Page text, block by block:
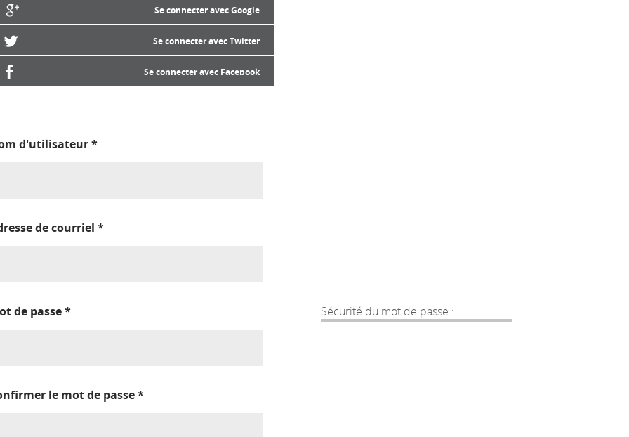
Se connecter avec Google
Se connecter avec Twitter
Se connecter avec Facebook
d'utilisateur*
de courriel *
Sécurité du mot de passe :
de passe*
le mot de passe*